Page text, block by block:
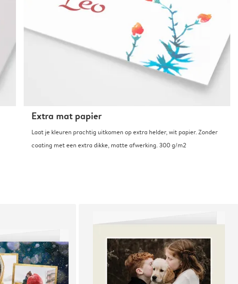
Extra mat papier
Laat je kleuren prachtig uitkomen op extra helder, wit papier. Zonder
coating met een extra dikke, matte afwerking. 300 g/m2